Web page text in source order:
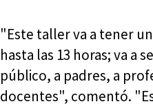
"Este taller va a tener
hasta las 13 horas; va a
público, a padres, a
docentes", comentó.